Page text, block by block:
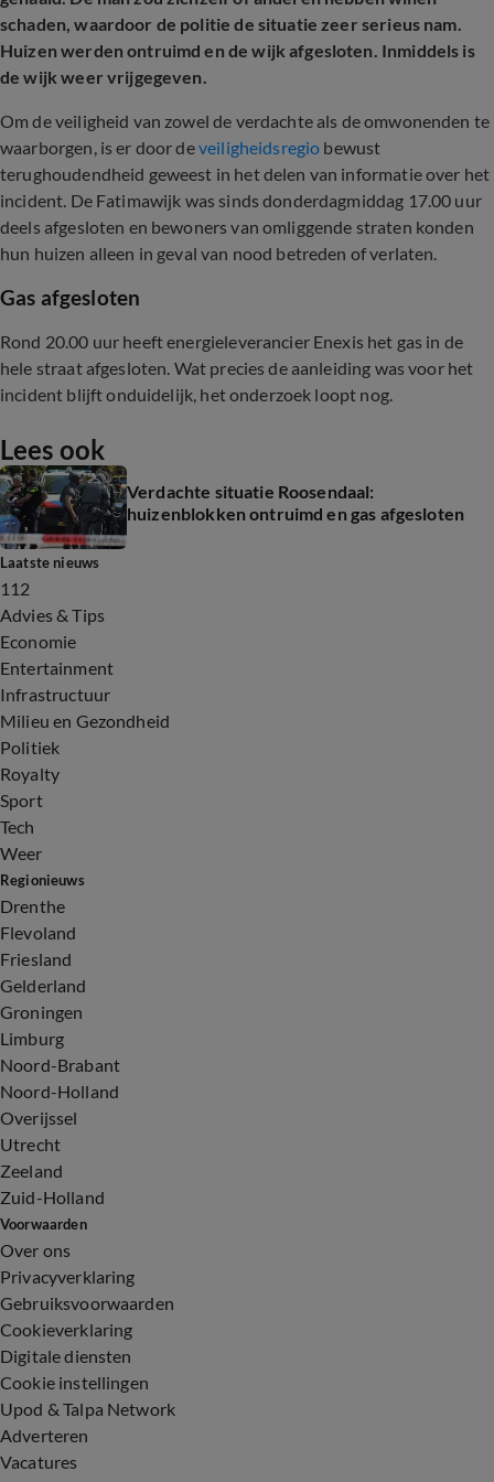
schaden, waardoor de politie de situatie zeer serieus nam.
Huizen werden ontruimd en de wijk afgesloten. Inmiddels is
de wijk weer vrijgegeven.
Om de veiligheid van zowel de verdachte als de omwonenden te
waarborgen, is er door deveiligheidsregio bewust
terughoudendheid geweest in het delen van informatie over het
incident. De Fatimawijk was sinds donderdagmiddag 17.00 uur
deels afgesloten en bewoners van omliggende straten konden
hun huizen alleen in geval van nood betreden of verlaten.
Gas afgesloten
Rond 20.00 uur heeft energieleverancier Enexis het gas in de
hele straat afgesloten. Wat precies de aanleiding was voor het
incident blijft onduidelijk, het onderzoek loopt nog.
Lees ook
Verdachte situatie Roosendaal:
huizenblokken ontruimd en gas afgesloten
Laatste nieuws
112
Advies & Tips
Economie
Entertainment
Infrastructuur
Milieu en Gezondheid
Politiek
Royalty
Sport
Tech
Weer
Regionieuws
Drenthe
Flevoland
Friesland
Gelderland
Groningen
Limburg
Noord-Brabant
Noord-Holland
Overijssel
Utrecht
Zeeland
Zuid-Holland
Voorwaarden
Over ons
Privacyverklaring
Gebruiksvoorwaarden
Cookieverklaring
Digitale diensten
Cookie instellingen
Upod & Talpa Network
Adverteren
Vacatures